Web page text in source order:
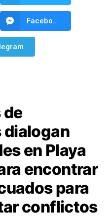
Facebook Messenger
en Playa
encontrar
para
conflictos